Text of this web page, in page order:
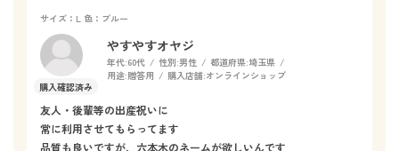
サイズ：L 色：ブルー
やすやすオヤジ
年代:60代 性別:男性 都道府県:埼玉県
用途:贈答用 購入店舗:オンラインショップ
友人・後輩等の出産祝いに
常に利用させてもらってます
品質も良いですが、六本木のネームが欲しいんです